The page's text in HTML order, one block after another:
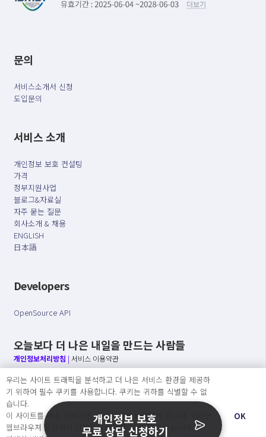
문의
서비스소개서 신청
도입문의
서비스 소개
개인정보 보호 컨설팅
가격
정부지원사업
블로그&자료실
자주 묻는 질문
회사소개 & 채용
ENGLISH
日本語
Developers
OpenSource API
오늘보다 더 나은 내일을 만드는 사람들
개인정보처리방침 | 서비스 이용약관
○ 개인정보보호 컴플라이언스를 선도하겠습니다.
○ 정보주체의 권리를 보장하겠습니다.
○ 기업의 개인정보보호를 위한 효율적 관리를 보장하겠습니다.
우리는 사이트 트래픽을 분석하고 더 나은 서비스 환경을 제공하
기 위하여 필수 쿠키를 사용합니다. 쿠키는 귀하를 식별할 수 없
습니다.
이 사이트를 계속 사용하면 쿠키 사용에 동의하게 됩니다. 귀하는
웹브라우져 설정에서 언제든지 쿠키를 삭제 할 수있습니다.
OK
개인정보 보호
무료 상담 신청하기